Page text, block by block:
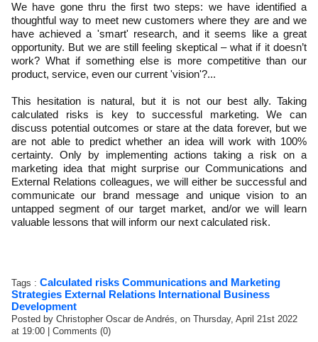
We have gone thru the first two steps: we have identified a
thoughtful way to meet new customers where they are and we
have achieved a 'smart' research, and it seems like a great
opportunity. But we are still feeling skeptical – what if it doesn’t
work? What if something else is more competitive than our
product, service, even our current 'vision'?...
This hesitation is natural, but it is not our best ally. Taking
calculated risks is key to successful marketing. We can
discuss potential outcomes or stare at the data forever, but we
are not able to predict whether an idea will work with 100%
certainty. Only by implementing actions taking a risk on a
marketing idea that might surprise our Communications and
External Relations colleagues, we will either be successful and
communicate our brand message and unique vision to an
untapped segment of our target market, and/or we will learn
valuable lessons that will inform our next calculated risk.
Tags : Calculated risks Communications and Marketing
Strategies External Relations International Business
Development
Posted by Christopher Oscar de Andrés, on Thursday, April 21st 2022
at 19:00
Comments (0)